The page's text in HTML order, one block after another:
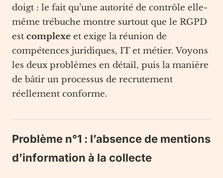
doigt : le fait qu’une autorité de contrôle elle-
même trébuche montre surtout que le RGPD
est complexe et exige la réunion de
compétences juridiques, IT et métier. Voyons
les deux problèmes en détail, puis la manière
de bâtir un processus de recrutement
réellement conforme.
Problème n°1 : l’absence de mentions
d’information à la collecte